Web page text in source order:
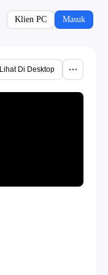
Klien PC Masuk
Lihat Di Desktop